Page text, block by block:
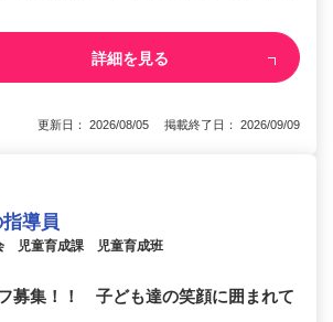
詳細を見る
更新日： 2026/08/05 掲載終了日： 2026/09/09
導員
児童育成課 児童育成班
募集！！ 子ども達の笑顔に囲まれて